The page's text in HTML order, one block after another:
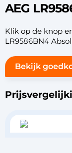
AEG
Klik op de knop
LR9586BN4
Bekijk